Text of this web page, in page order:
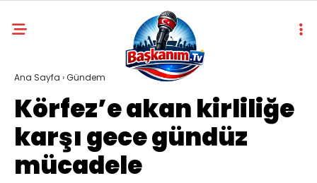
Ana Sayfa ›Gündem
Körfez’e akan kirliliğe
karşı gece gündüz
mücadele